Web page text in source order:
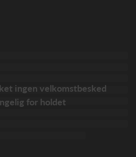
ingen velkomstbesked
for holdet